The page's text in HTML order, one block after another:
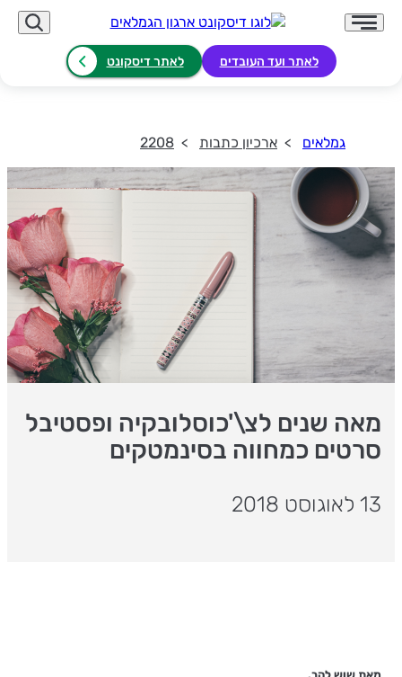
לאתר ועד העובדים לאתר דיסקונט
גמלאים ארכיון כתבות 2208
מאה שנים לצ\'כוסלובקיה ופסטיבל
סרטים כמחווה בסינמטקים
13 לאוגוסט 2018